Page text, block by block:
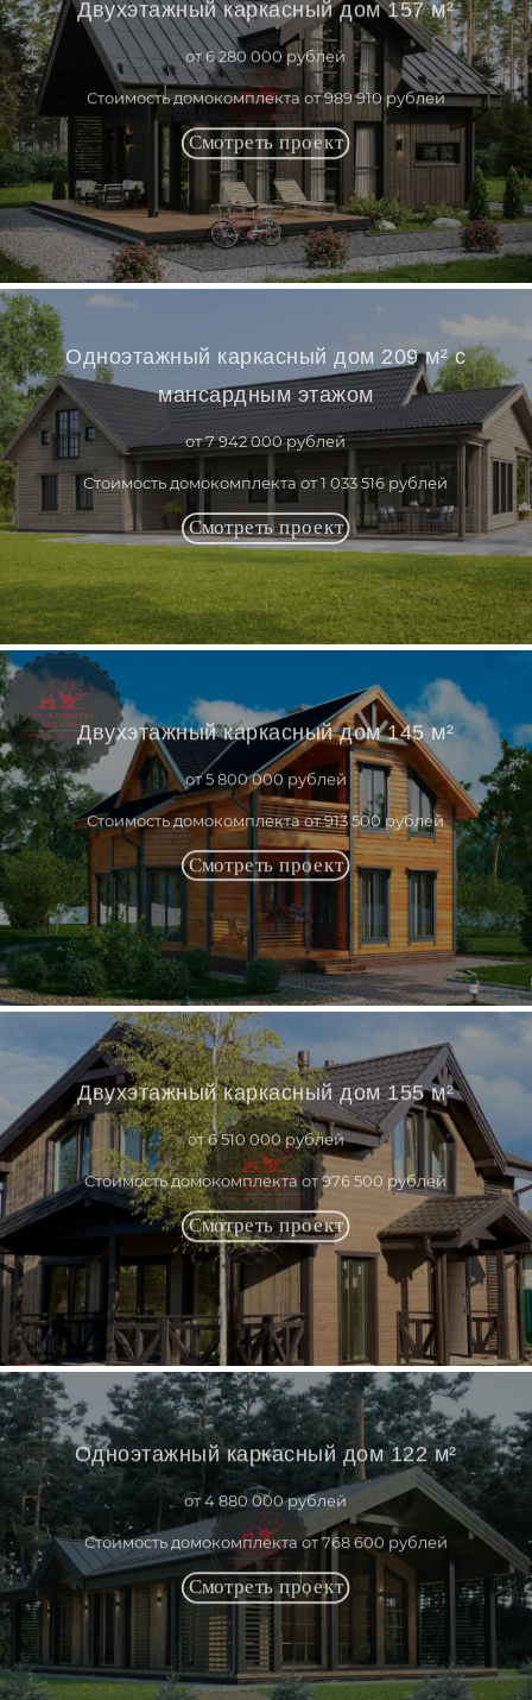
Двухэтажный каркасный дом 157 м²
от 6 280 000 рублей
Стоимость домокомплекта от 989 910 рублей
Одноэтажный каркасный дом 209 м² с
мансардным этажом
от 7 942 000 рублей
Стоимость домокомплекта от 1 033 516 рублей
Двухэтажный каркасный дом 145 м²
от 5 800 000 рублей
Стоимость домокомплекта от 913 500 рублей
Двухэтажный каркасный дом 155 м²
от 6 510 000 рублей
Стоимость домокомплекта от 976 500 рублей
Одноэтажный каркасный дом 122 м²
от 4 880 000 рублей
Стоимость домокомплекта от 768 600 рублей